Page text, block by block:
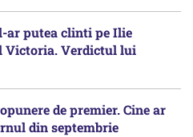
ar putea clinti pe Ilie
Victoria. Verdictul lui
de premier. Cine ar
din septembrie